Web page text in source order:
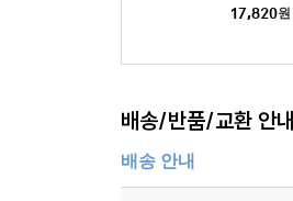
17,820원
배송/반품/교환 안내
배송 안내